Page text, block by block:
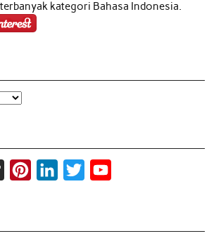
kategori Bahasa Indonesia.
T
t
k
t
T